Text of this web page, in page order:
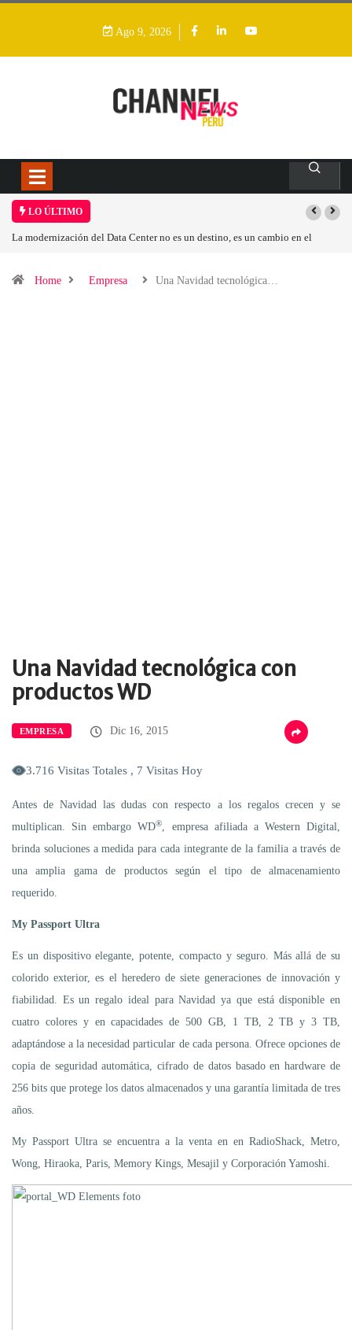
Ago 9, 2026
LO ÚLTIMO
el Los ingresos por semiconductores aumentarán más de un 94 % en
Home Empresa Una Navidad tecnológica…
Una Navidad tecnológica con
productos WD
EMPRESA Dic 16, 2015
3.716 Visitas Totales , 7 Visitas Hoy
Antes de Navidad las dudas con respecto a los regalos crecen y se
multiplican. Sin embargo WD®
, empresa afiliada a Western Digital,
brinda soluciones a medida para cada integrante de la familia a través de
una amplia gama de productos según el tipo de almacenamiento
requerido.
My Passport Ultra
Es un dispositivo elegante, potente, compacto y seguro. Más allá de su
colorido exterior, es el heredero de siete generaciones de innovación y
fiabilidad. Es un regalo ideal para Navidad ya que está disponible en
cuatro colores y en capacidades de 500 GB, 1 TB, 2 TB y 3 TB,
adaptándose a la necesidad particular de cada persona. Ofrece opciones de
copia de seguridad automática, cifrado de datos basado en hardware de
256 bits que protege los datos almacenados y una garantía limitada de tres
años.
My Passport Ultra se encuentra a la venta en en RadioShack, Metro,
Wong, Hiraoka, Paris, Memory Kings, Mesajil y Corporación Yamoshi.